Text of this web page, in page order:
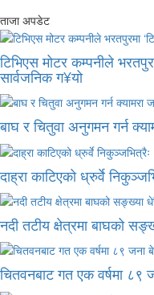
ताजा अपडेट
टिभिएस मोटर कम्पनीले
सार्वजनिक ग¥यो
बाघ र चितुवा अनुगमन गर्न
दाह्रा काटिएको ध्रुर्वे
नदी तटीय क्षेत्रमा बाघको
चितवनबाट गत एक वर्षमा ८९